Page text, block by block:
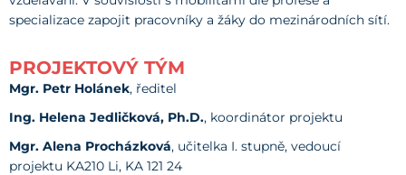
specializace zapojit pracovníky a žáky do mezinárodních sítí.
PROJEKTOVÝ TÝM
Mgr. Petr Holánek, ředitel
Ing. Helena Jedličková, Ph.D., koordinátor projektu
Mgr. Alena Procházková, učitelka I. stupně, vedoucí
projektu KA210 Li, KA 121 24